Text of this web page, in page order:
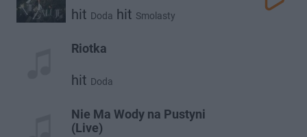
hit Doda hit Smolasty
Riotka
hit Doda
Nie Ma Wody na Pustyni
(Live)